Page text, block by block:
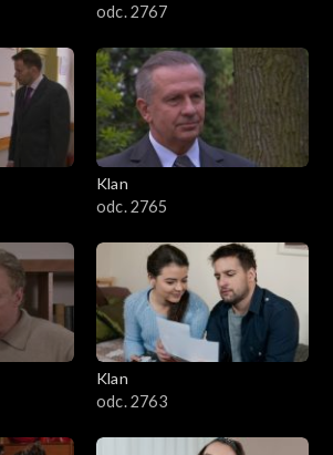
odc. 2767
Klan
odc. 2765
Klan
odc. 2763